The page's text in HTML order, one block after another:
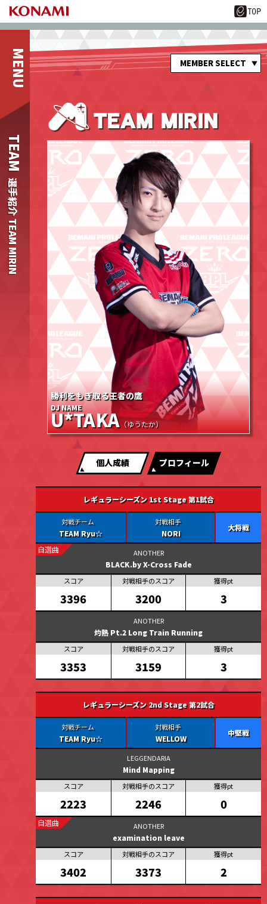
TEAM
選手紹介 TEAM MIRIN
勝利をもぎ取る王者の鷹
DJ NAME
U*TAKA（ゆうたか）
個人成績 プロフィール
レギュラーシーズン 1st Stage 第1試合
TEAM Ryu☆ NORI
大将戦
自選曲
BLACK.by X-Cross Fade
3396 3200 3
灼熱 Pt.2 Long Train Running
3353 3159 3
レギュラーシーズン 2nd Stage 第2試合
TEAM Ryu☆ WELLOW
中堅戦
Mind Mapping
2223 2246 0
自選曲
examination leave
3402 3373 2
MEMBER SELECT